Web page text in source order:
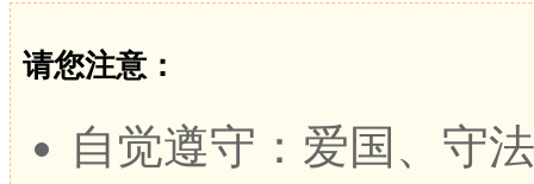
请您注意：
自觉遵守：爱国、守